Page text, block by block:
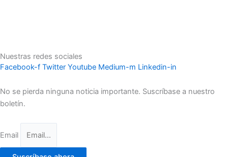
Nuestras redes sociales
Facebook-f Twitter Youtube Medium-m Linkedin-in
No se pierda ninguna noticia importante. Suscríbase a nuestro
boletín.
Email